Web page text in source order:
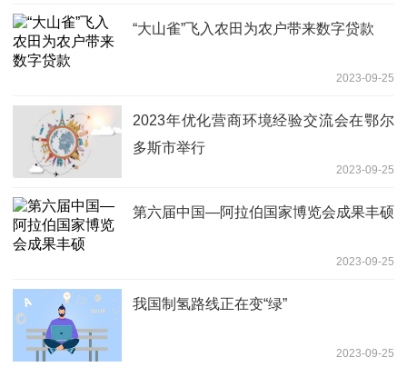
“大山雀”飞入农田为农户带来数字贷款
2023-09-25
2023年优化营商环境经验交流会在鄂尔
多斯市举行
2023-09-25
第六届中国—阿拉伯国家博览会成果丰硕
2023-09-25
我国制氢路线正在变“绿”
2023-09-25